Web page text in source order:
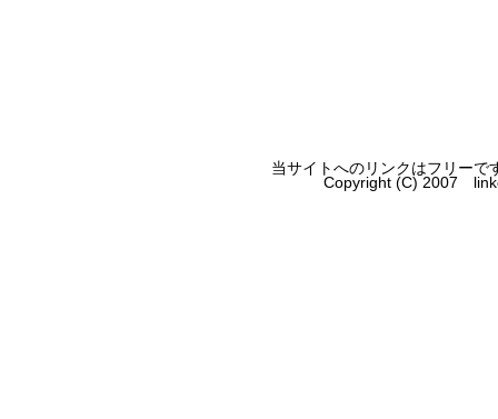
当サイトへのリンクはフリー
Copyright (C) 2007